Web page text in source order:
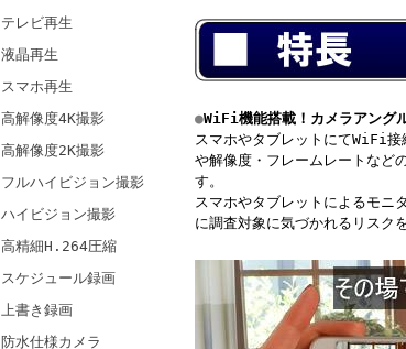
テレビ再生
液晶再生
スマホ再生
高解像度4K撮影
高解像度2K撮影
フルハイビジョン撮影
ハイビジョン撮影
高精細H.264圧縮
スケジュール録画
上書き録画
防水仕様カメラ
●WiFi機能搭載！カメラアング
スマホやタブレットにてWiFi接
や解像度・フレームレートなど
す。
スマホやタブレットによるモニ
に調査対象に気づかれるリスク